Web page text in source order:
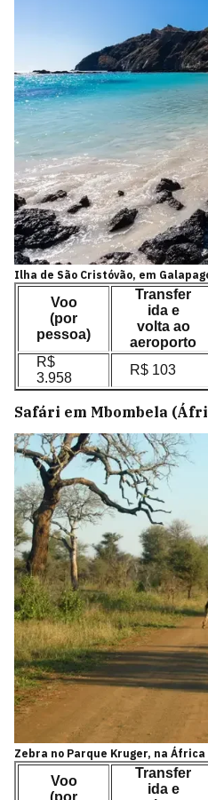
Ilha de São Cristóvão, em
Voo
(por
pessoa)
Transfer
ida e
volta ao
aeroporto
R$
3.958
R$ 103
Safári em Mbombela
Zebra no Parque Kruger, na
Voo
Transfer
ida e